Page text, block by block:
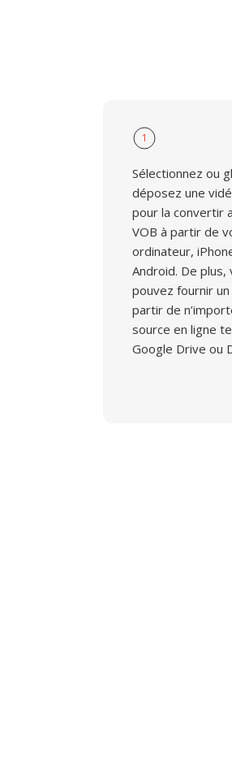
1
Sélectionnez ou
déposez une
pour la convertir
VOB à partir de
ordinateur,
Android. De plus,
pouvez fournir un
partir de
source en ligne
Google Drive ou